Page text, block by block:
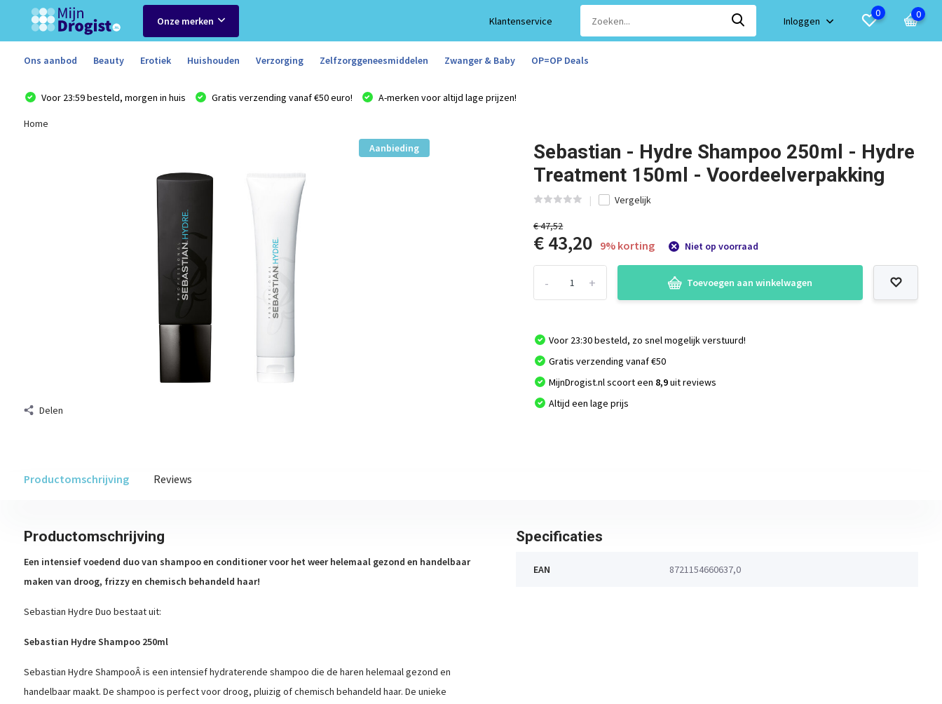
Onze merken Klantenservice Inloggen
0 0
Ons aanbod Beauty Erotiek Huishouden Verzorging Zelfzorggeneesmiddelen Zwanger & Baby OP=OP Deals
Voor 23:59 besteld, morgen in huis Gratis verzending vanaf €50 euro! A-merken voor altijd lage prijzen!
Home
Aanbieding
Delen
Sebastian - Hydre Shampoo 250ml - Hydre
Treatment 150ml - Voordeelverpakking
Vergelijk
€ 47,52
€ 43,20 9% korting Niet op voorraad
+
- Toevoegen aan winkelwagen
Voor 23:30 besteld, zo snel mogelijk verstuurd!
Gratis verzending vanaf €50
MijnDrogist.nl scoort een 8,9uit reviews
Altijd een lage prijs
Productomschrijving Reviews
Productomschrijving
Een intensief voedend duo van shampoo en conditioner voor het weer helemaal gezond en handelbaar
maken van droog, frizzy en chemisch behandeld haar!
Sebastian Hydre Duo bestaat uit:
Sebastian Hydre Shampoo 250ml
Sebastian Hydre ShampooÂ is een intensief hydraterende shampoo die de haren helemaal gezond en
handelbaar maakt. De shampoo is perfect voor droog, pluizig of chemisch behandeld haar. De unieke
Specificaties
EAN 8721154660637,0